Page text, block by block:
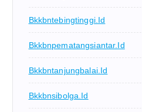
Bkkbntebingtinggi.id
Bkkbnpematangsiantar.id
Bkkbntanjungbalai.id
Bkkbnsibolga.id